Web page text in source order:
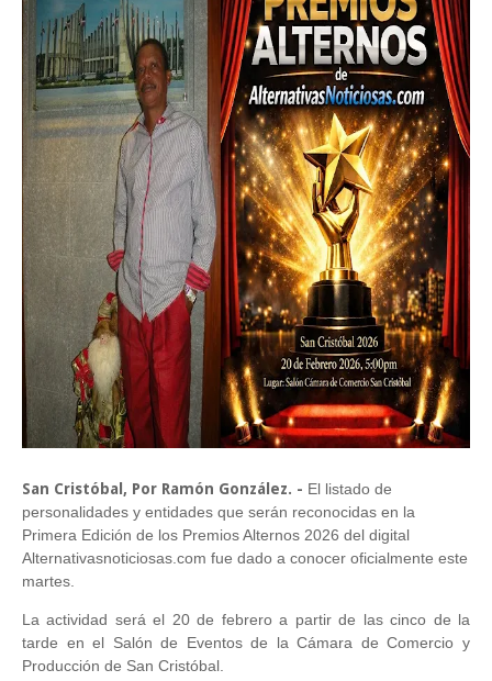
San Cristóbal, Por Ramón González. - El listado de
personalidades y entidades que serán reconocidas en la
Primera Edición de los Premios Alternos 2026 del digital
Alternativasnoticiosas.com fue dado a conocer oficialmente este
martes.
La actividad será el 20 de febrero a partir de las cinco de la
tarde en el Salón de Eventos de la Cámara de Comercio y
Producción de San Cristóbal.